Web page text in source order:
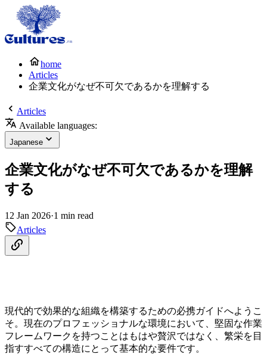
home
Articles
企業文化がなぜ不可欠であるかを理解する
Articles
Available languages:
Japanese
企業文化がなぜ不可欠であるかを理解
する
12 Jan 2026·1 min read
Articles
現代的で効果的な組織を構築するための必携ガイドへようこ
そ。現在のプロフェッショナルな環境において、堅固な作業
フレームワークを持つことはもはや贅沢ではなく、繁栄を目
指すすべての構造にとって基本的な要件です。